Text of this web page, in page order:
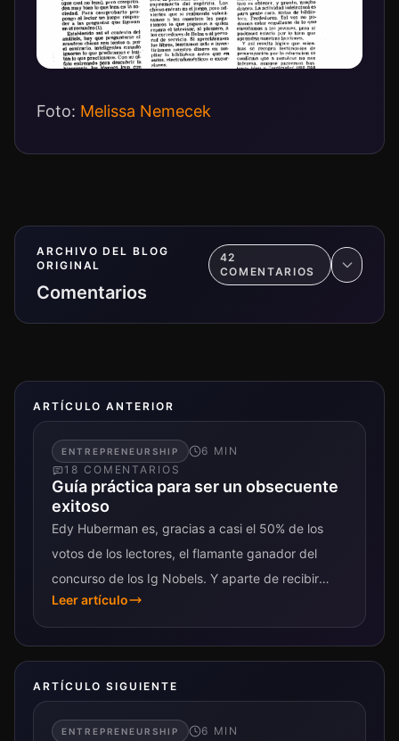
Foto: Melissa Nemecek
ARCHIVO DEL BLOG
ORIGINAL
Comentarios
42
COMENTARIOS
ARTÍCULO ANTERIOR
ENTREPRENEURSHIP 6 MIN
18 COMENTARIO S
Guía práctica para ser un obsecuente
exitoso
Edy Huberman es, gracias a casi el 50% de los
votos de los lectores, el flamante ganador del
concurso de los Ig Nobels. Y aparte de recibir
como...
Leer artículo
ARTÍCULO SIGUIENTE
ENTREPRENEURSHIP 6 MIN